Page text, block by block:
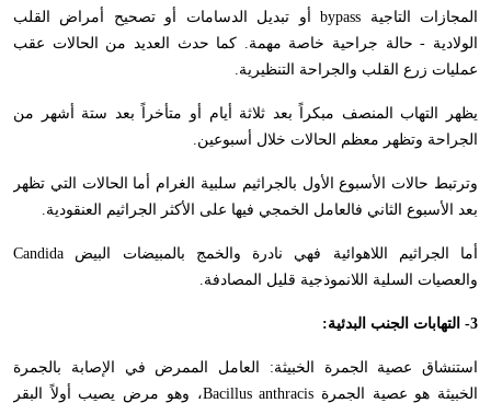
المجازات التاجية bypassأو تبديل الدسامات أو تصحيح أمراض القلب
الولادية - حالة جراحية خاصة مهمة. كما حدث العديد من الحالات عقب
عمليات زرع القلب والجراحة التنظيرية.
يظهر التهاب المنصف مبكراً بعد ثلاثة أيام أو متأخراً بعد ستة أشهر من
الجراحة وتظهر معظم الحالات خلال أسبوعين.
وترتبط حالات الأسبوع الأول بالجراثيم سلبية الغرام أما الحالات التي تظهر
بعد الأسبوع الثاني فالعامل الخمجي فيها على الأكثر الجراثيم العنقودية.
أما الجراثيم اللاهوائية فهي نادرة والخمج بالمبيضات البيض Candida
والعصيات السلية اللانموذجية قليل المصادفة.
3- التهابات الجنب البدئية:
استنشاق عصية الجمرة الخبيثة: العامل الممرض في الإصابة بالجمرة
الخبيثة هو عصية الجمرة Bacillus anthracis، وهو مرض يصيب أولاً البقر